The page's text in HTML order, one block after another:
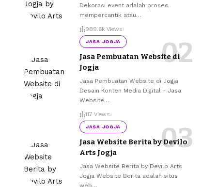
Dekorasi event adalah proses
mempercantik atau…
989.6k Views
JASA JOGJA
Jasa Pembuatan Website di
Jogja
Jasa Pembuatan Website di Jogja
Desain Konten Media Digital - Jasa
Website…
117 Views
JASA JOGJA
Jasa Website Berita by Devilo
Arts Jogja
Jasa Website Berita by Devilo Arts
Jogja Website Berita adalah situs
web…